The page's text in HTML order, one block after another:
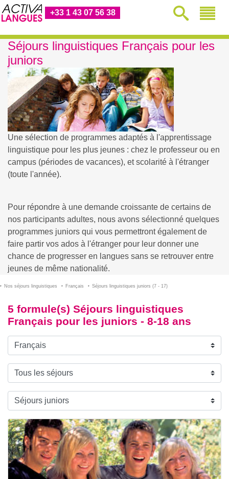
+33 1 43 07 56 38
Séjours linguistiques Français pour les
juniors
Une sélection de programmes adaptés à l'apprentissage
linguistique pour les plus jeunes : chez le professeur ou en
campus (périodes de vacances), et scolarité à l'étranger
(toute l'année).
Pour répondre à une demande croissante de certains de
nos participants adultes, nous avons sélectionné quelques
programmes juniors qui vous permettront également de
faire partir vos ados à l'étranger pour leur donner une
chance de progresser en langues sans se retrouver entre
jeunes de même nationalité.
Nos séjours linguistiques Français Séjours linguistiques juniors (7 - 17)
5 formule(s) Séjours linguistiques
Français pour les juniors - 8-18 ans